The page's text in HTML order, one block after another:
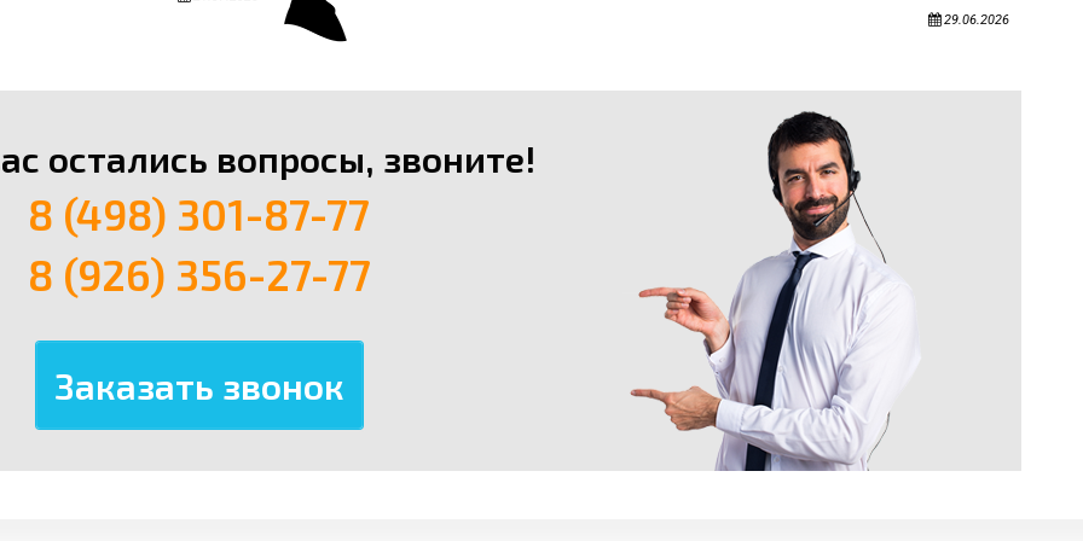
29.06.2026
остались вопросы, звоните!
8 (498) 301-87-77
8 (926) 356-27-77